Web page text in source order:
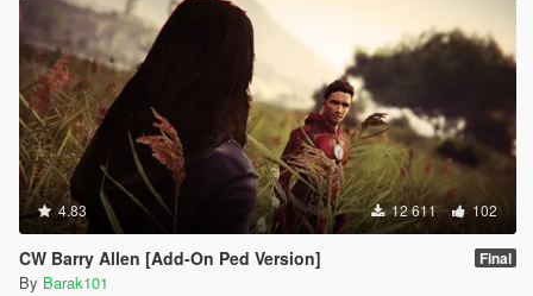
4.83 12 611 102
CW Barry Allen [Add-On Ped Version] Final
By Barak101